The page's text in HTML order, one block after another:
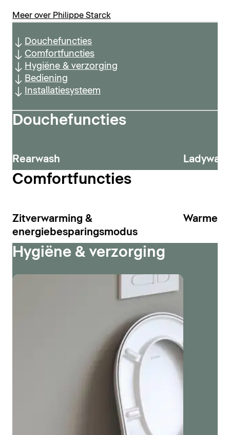
Meer over Philippe Starck
Douchefuncties
Comfortfuncties
Hygiëne & verzorging
Bediening
Installatiesysteem
Douchefuncties
Rearwash
Comfortfuncties
Zitverwarming &
energiebesparingsmodus
Hygiëne & verzorging